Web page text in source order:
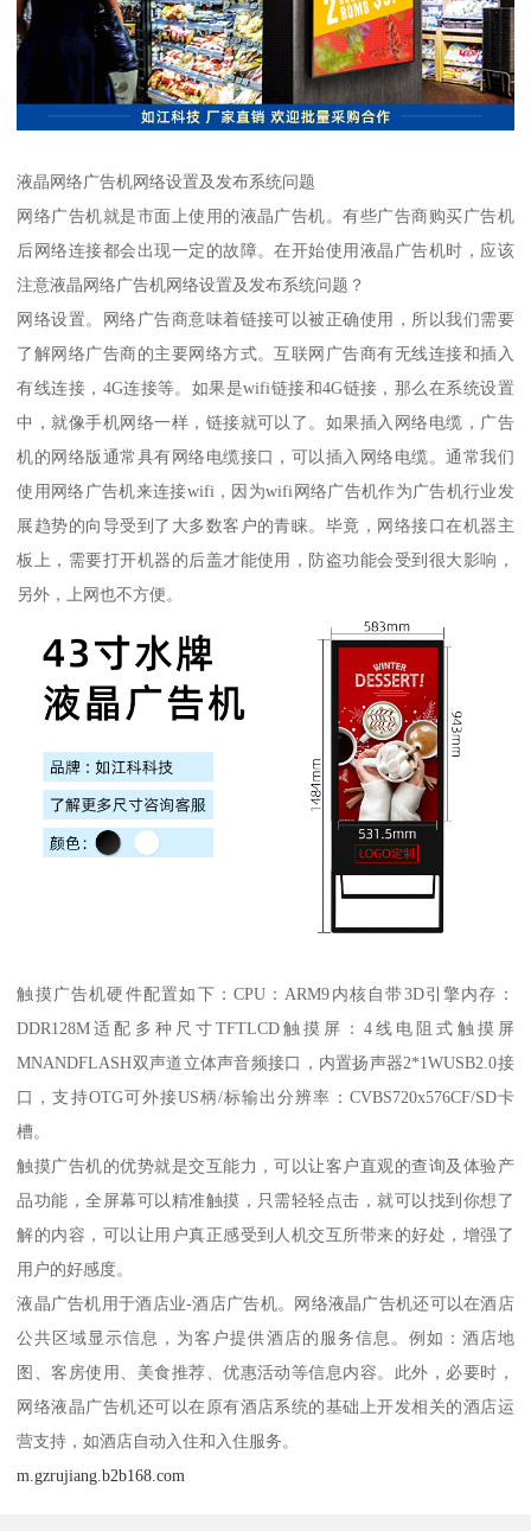
液晶网络广告机网络设置及发布系统问题
网络广告机就是市面上使用的液晶广告机。有些广告商购买广告机
后网络连接都会出现一定的故障。在开始使用液晶广告机时，应该
注意液晶网络广告机网络设置及发布系统问题？
网络设置。网络广告商意味着链接可以被正确使用，所以我们需要
了解网络广告商的主要网络方式。互联网广告商有无线连接和插入
有线连接，4G连接等。如果是wifi链接和4G链接，那么在系统设置
中，就像手机网络一样，链接就可以了。如果插入网络电缆，广告
机的网络版通常具有网络电缆接口，可以插入网络电缆。通常我们
使用网络广告机来连接wifi，因为wifi网络广告机作为广告机行业发
展趋势的向导受到了大多数客户的青睐。毕竟，网络接口在机器主
板上，需要打开机器的后盖才能使用，防盗功能会受到很大影响，
另外，上网也不方便。
触摸广告机硬件配置如下：CPU：ARM9内核自带3D引擎内存：
DDR128M适配多种尺寸TFTLCD触摸屏：4线电阻式触摸屏
MNANDFLASH双声道立体声音频接口，内置扬声器2*1WUSB2.0接
口，支持OTG可外接US柄/标输出分辨率：CVBS720x576CF/SD卡
槽。
触摸广告机的优势就是交互能力，可以让客户直观的查询及体验产
品功能，全屏幕可以精准触摸，只需轻轻点击，就可以找到你想了
解的内容，可以让用户真正感受到人机交互所带来的好处，增强了
用户的好感度。
液晶广告机用于酒店业-酒店广告机。网络液晶广告机还可以在酒店
公共区域显示信息，为客户提供酒店的服务信息。例如：酒店地
图、客房使用、美食推荐、优惠活动等信息内容。此外，必要时，
网络液晶广告机还可以在原有酒店系统的基础上开发相关的酒店运
营支持，如酒店自动入住和入住服务。
m.gzrujiang.b2b168.com